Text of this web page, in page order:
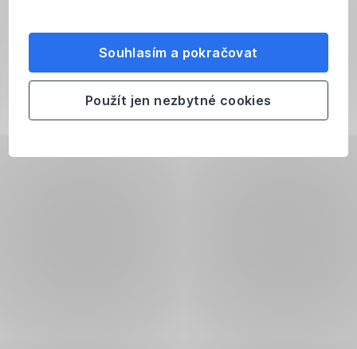
Souhlasím a pokračovat
Použít jen nezbytné cookies